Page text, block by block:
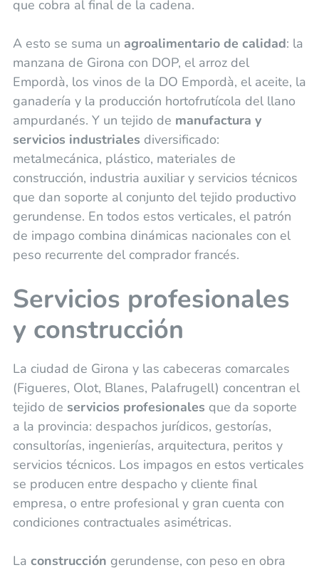
que cobra al final de la cadena.
A esto se suma un agroalimentario de calidad: la
manzana de Girona con DOP, el arroz del
Empordà, los vinos de la DO Empordà, el aceite, la
ganadería y la producción hortofrutícola del llano
ampurdanés. Y un tejido de manufactura y
servicios industriales diversificado:
metalmecánica, plástico, materiales de
construcción, industria auxiliar y servicios técnicos
que dan soporte al conjunto del tejido productivo
gerundense. En todos estos verticales, el patrón
de impago combina dinámicas nacionales con el
peso recurrente del comprador francés.
Servicios profesionales
y construcción
La ciudad de Girona y las cabeceras comarcales
(Figueres, Olot, Blanes, Palafrugell) concentran el
tejido de servicios profesionales que da soporte
a la provincia: despachos jurídicos, gestorías,
consultorías, ingenierías, arquitectura, peritos y
servicios técnicos. Los impagos en estos verticales
se producen entre despacho y cliente final
empresa, o entre profesional y gran cuenta con
condiciones contractuales asimétricas.
La construcción gerundense, con peso en obra